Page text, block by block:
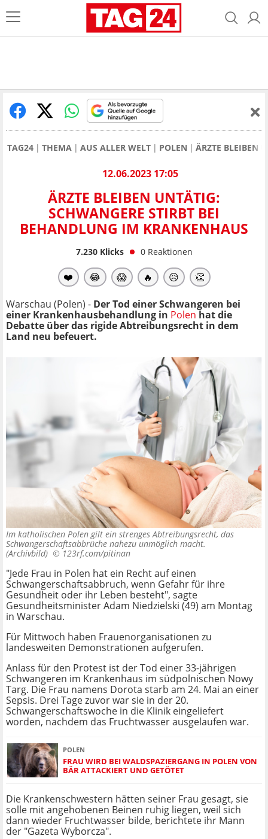
TAG24 THEMA AUS ALLER WELT POLEN ÄRZTE BLEIBEN
12.06.2023 17:05
ÄRZTE BLEIBEN UNTÄTIG:
SCHWANGERE STIRBT BEI
BEHANDLUNG IM KRANKENHAUS
7.230Klicks 0 Reaktionen
❤️ 😂 😱 🔥 😥 👏
Warschau (Polen) - Der Tod einer Schwangeren bei
einer Krankenhausbehandlung in Polen hat die
Debatte über das rigide Abtreibungsrecht in dem
Land neu befeuert.
Im katholischen Polen gilt ein strenges Abtreibungsrecht, das
Schwangerschaftsabbrüche nahezu unmöglich macht.
(Archivbild) © 123rf.com/pitinan
"Jede Frau in Polen hat ein Recht auf einen
Schwangerschaftsabbruch, wenn Gefahr für ihre
Gesundheit oder ihr Leben besteht", sagte
Gesundheitsminister Adam Niedzielski (49) am Montag
in Warschau.
Für Mittwoch haben Frauenorganisationen zu
landesweiten Demonstrationen aufgerufen.
Anlass für den Protest ist der Tod einer 33-jährigen
Schwangeren im Krankenhaus im südpolnischen Nowy
Targ. Die Frau namens Dorota starb am 24. Mai an einer
Sepsis. Drei Tage zuvor war sie in der 20.
Schwangerschaftswoche in die Klinik eingeliefert
worden, nachdem das Fruchtwasser ausgelaufen war.
POLEN
FRAU WIRD BEI WALDSPAZIERGANG IN POLEN VON
BÄR ATTACKIERT UND GETÖTET
Die Krankenschwestern hätten seiner Frau gesagt, sie
solle mit angehobenen Beinen ruhig liegen, weil sich
dann wieder Fruchtwasser bilde, berichtete ihr Mann
der "Gazeta Wyborcza".